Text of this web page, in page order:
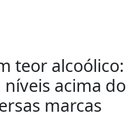
teor alcoólico:
acima do
marcas